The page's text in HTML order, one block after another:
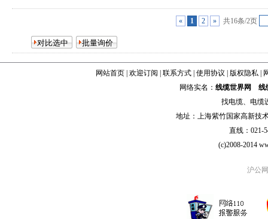
« 1 2 » 共16条/2页
网站首页| 欢迎订阅 联系方式| 使用协议 版权隐私|
网络实名： 线缆世界网
线
找电缆、 电缆
地址：上海紫竹国家高新技
直线：021-
(c)2008-2014
沪公